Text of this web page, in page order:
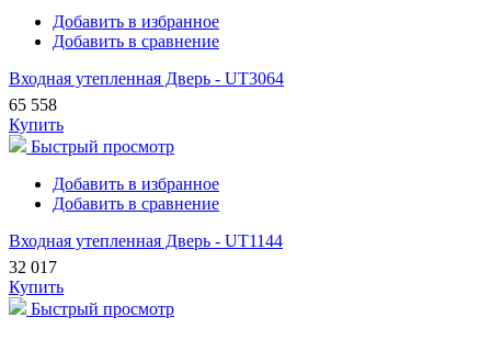
Добавить в избранное
Добавить в сравнение
Входная утепленная Дверь - UT3064
65 558
Купить
Быстрый просмотр
Добавить в избранное
Добавить в сравнение
Входная утепленная Дверь - UT1144
32 017
Купить
Быстрый просмотр